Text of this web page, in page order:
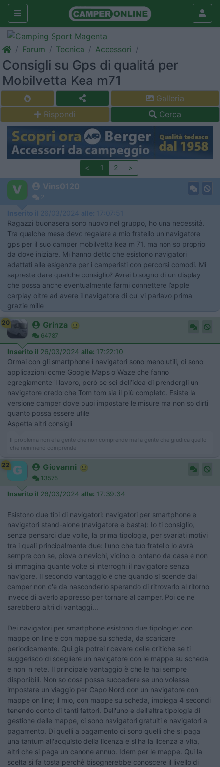
Forum Tecnica Accessori
Consigli su Gps di qualitá per
Mobilvetta Kea m71
Galleria
Rispondi
Cerca
< 1 2 >
Vins0120
2
Inserito il 26/03/2024 alle: 17:07:51
Ragazzi buonasera sono nuovo nel gruppo, ho una necessità.
Tra qualche mese devo regalare a mio fratello un navigatore
gps per il suo camper mobilvetta kea m 71, ma non so proprio
da dove iniziare. Mi hanno detto che esistono navigatori
adattati alle esigenze per i camperisti con percorsi comodi. Mi
sapreste dare qualche consiglio? Avrei bisogno di un display
che possa anche eventualmente farmi connettere l’apple
carplay oltre ad avere il navigatore di cui vi parlavo prima.
grazie mille
20 Grinza
64787
Inserito il 26/03/2024 alle: 17:22:10
Ormai con gli smartphone i navigatori sono meno utili, ci sono
applicazioni come Google Maps o Waze che fanno
egregiamente il lavoro, però se sei dell’idea di prendergli un
navigatore credo che Tom tom sia il più completo. Esiste la
versione camper dove puoi impostare le misure ma non so dirti
quanto possa essere utile
Aspetta altri consigli
Il problema non è la gente che non comprende ma la gente che giudica quello
che nemmeno comprende
22 Giovanni
13575
Inserito il 26/03/2024 alle: 17:39:34
Esistono due tipi di navigatori: navigatori per smartphone e
navigatori stand-alone (navigatore e basta): Io ti consiglio,
senza pensarci due volte, la prima tipologia, per svariati motivi
tra i quali principalmente due: l'uno che tuo fratello lo avrà
sempre con se, piova o nevichi, vicino o lontano da casa e non
si immagina quante volte si interroghi il navigatore senza
navigare. Il secondo vantaggio è che quando si scende dal
camper non c'è da nasconderlo sperando di ritrovarlo al ritorno
invece di averlo appresso per tornare al camper. Poi ce ne
sarebbero altri di vantaggi...
Dei navigatori per smartphone esistono due tipologie: con
mappe on line e con mappe su scheda, da scaricare
periodicamente. Qui già potrei ricevere delle critiche se ti
suggerisco di scegliere un navigatore con le mappe su scheda
e non in rete. Il principale vantaggio è che le hai sempre
disponibili. Non so cosa possa succedere se uno volesse
impostare un viaggio per Capo Nord con un navigatore con
mappe on line; il mio, con mappe su scheda, impiega 4 secondi
tenendo conto di tanti fattori. Dell'uno e dell'altra tipologia di
gestione delle mappe, ci sono navigatori gratuiti e navigatori a
pagamento. Di quelli a pagamento ci sono quelli che si paga
una tantum all'acquisto della licenza e si ha la licenza a vita,
altri che si paga un canone annuo. Idem per le mappe. Qui la
scelta si fa tosta perché bisognerebbe conoscere il livello di